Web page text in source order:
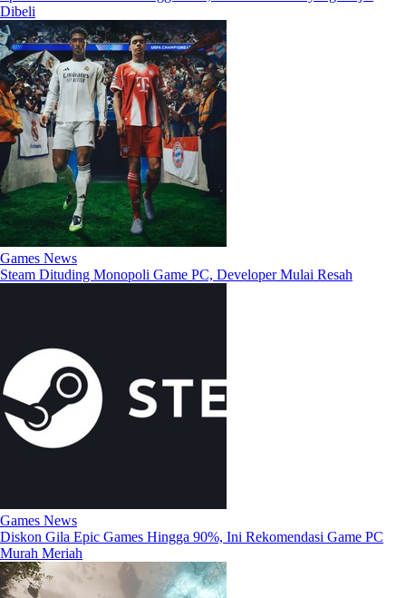
Dibeli
Games News
Steam Dituding Monopoli Game PC, Developer Mulai Resah
Games News
Diskon Gila Epic Games Hingga 90%, Ini Rekomendasi Game PC
Murah Meriah